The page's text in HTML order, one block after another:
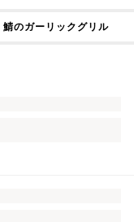
鯖のガーリックグリル